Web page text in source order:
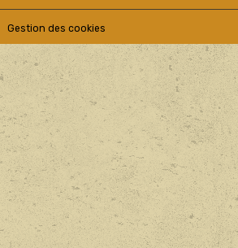
Gestion des cookies